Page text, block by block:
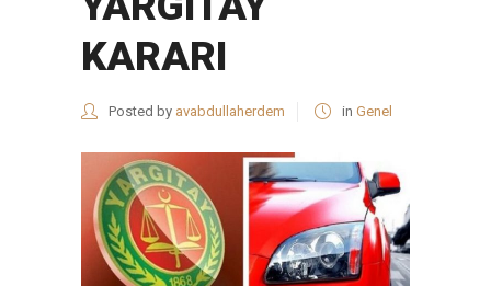
KARARI
Posted by avabdullaherdem in Genel